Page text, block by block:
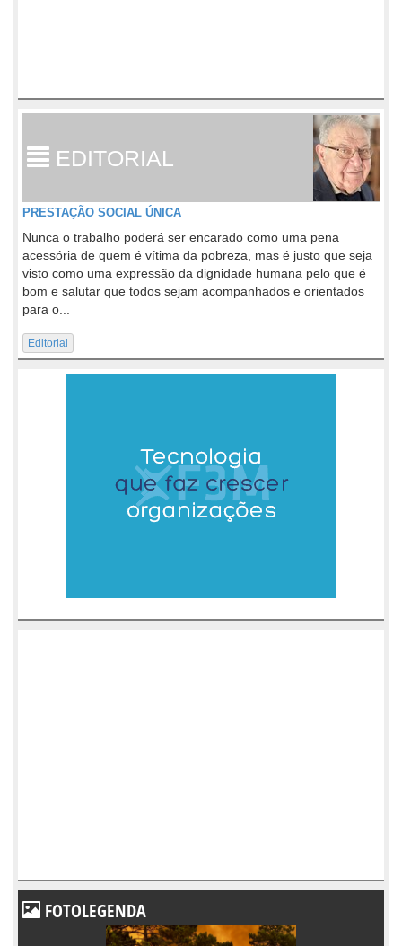
EDITORIAL
PRESTAÇÃO SOCIAL ÚNICA
Nunca o trabalho poderá ser encarado como uma pena
acessória de quem é vítima da pobreza, mas é justo que seja
visto como uma expressão da dignidade humana pelo que é
bom e salutar que todos sejam acompanhados e orientados
para o...
Editorial
FOTOLEGENDA